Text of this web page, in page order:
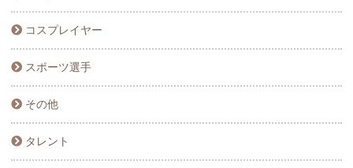
コスプレイヤー
スポーツ選手
その他
タレント